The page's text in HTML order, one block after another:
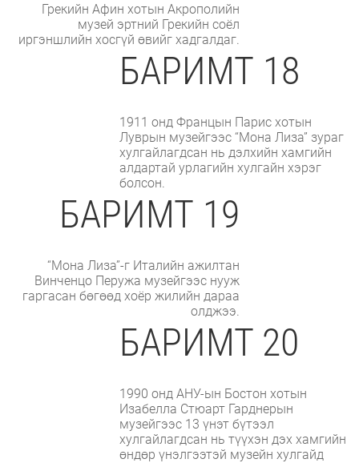
Грекийн Афин хотын Акрополийн
музей эртний Грекийн соёл
иргэншлийн хосгүй өвийг хадгалдаг.
БАРИМТ 18
1911 онд Францын Парис хотын
Луврын музейгээс “Мона Лиза” зураг
хулгайлагдсан нь дэлхийн хамгийн
алдартай урлагийн хулгайн хэрэг
болсон.
БАРИМТ 19
“Мона Лиза”-г Италийн ажилтан
Винченцо Перужа музейгээс нууж
гаргасан бөгөөд хоёр жилийн дараа
олджээ.
БАРИМТ 20
1990 онд АНУ-ын Бостон хотын
Изабелла Стюарт Гарднерын
музейгээс 13 үнэт бүтээл
хулгайлагдсан нь түүхэн дэх хамгийн
өндөр үнэлгээтэй музейн хулгайд